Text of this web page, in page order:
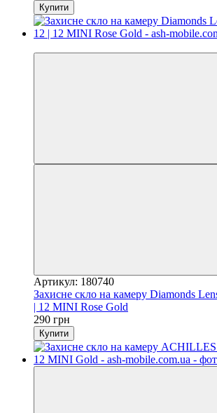
Купити
Артикул: 180740
Захисне скло на камеру Diamonds
| 12 MINI Rose Gold
290 грн
Купити